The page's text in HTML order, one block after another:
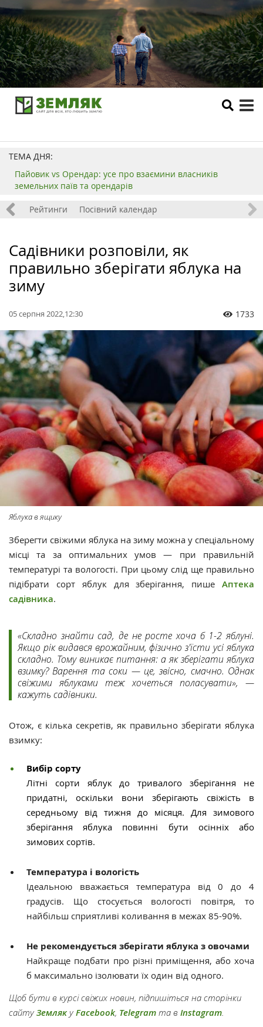
ТЕМА ДНЯ:
Пайовик vs Орендар: усе про взаємини власників
земельних паїв та орендарів
Рейтинги Посівний календар
Садівники розповіли, як
правильно зберігати яблука на
зиму
05 серпня 2022,12:30 1733
Яблука в ящику
Зберегти свіжими яблука на зиму можна у спеціальному
місці та за оптимальних умов — при правильній
температурі та вологості. При цьому слід ще правильно
підібрати сорт яблук для зберігання, пише Аптека
садівника.
«Складно знайти сад, де не росте хоча б 1-2 яблуні.
Якщо рік видався врожайним, фізично з'їсти усі яблука
складно. Тому виникає питання: а як зберігати яблука
взимку? Варення та соки — це, звісно, смачно. Однак
свіжими яблуками теж хочеться поласувати», —
кажуть садівники.
Отож, є кілька секретів, як правильно зберігати яблука
взимку:
Вибір сорту
Літні сорти яблук до тривалого зберігання не
придатні, оскільки вони зберігають свіжість в
середньому від тижня до місяця. Для зимового
зберігання яблука повинні бути осінніх або
зимових сортів.
Температура і вологість
Ідеальною вважається температура від 0 до 4
градусів. Що стосується вологості повітря, то
найбільш сприятливі коливання в межах 85-90%.
Не рекомендується зберігати яблука з овочами
Найкраще подбати про різні приміщення, або хоча
б максимально ізолювати їх один від одного.
Щоб бути в курсі свіжих новин, підпишіться на сторінки
сайтуЗемлякуFacebook, Telegram та в Instagram